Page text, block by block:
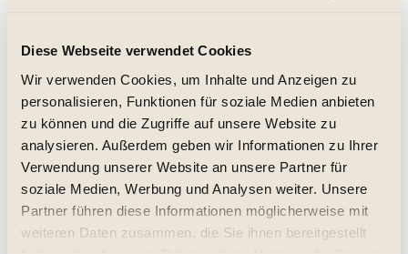
Diese Webseite verwendet Cookies
Wir verwenden Cookies, um Inhalte und Anzeigen zu
personalisieren, Funktionen für soziale Medien anbieten
zu können und die Zugriffe auf unsere Website zu
analysieren. Außerdem geben wir Informationen zu Ihrer
Verwendung unserer Website an unsere Partner für
soziale Medien, Werbung und Analysen weiter. Unsere
Partner führen diese Informationen möglicherweise mit
weiteren Daten zusammen, die Sie ihnen bereitgestellt
Weingut Benzinger - SANS Rose 2021
trocken, Jg. 2021
10,95 € *
Inhalt:0.75 Liter (14,60 € * / 1 Liter)
inkl. MwSt.zzgl. Versandkosten
Lieferzeit ca. 1-3 Tage**